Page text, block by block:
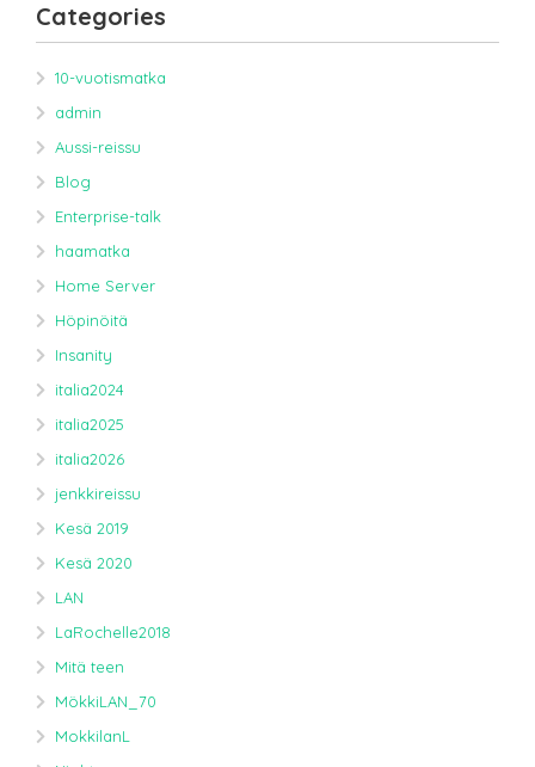
Categories
10-vuotismatka
admin
Aussi-reissu
Blog
Enterprise-talk
haamatka
Home Server
Höpinöitä
Insanity
italia2024
italia2025
italia2026
jenkkireissu
Kesä 2019
Kesä 2020
LAN
LaRochelle2018
Mitä teen
MökkiLAN_70
MokkilanL